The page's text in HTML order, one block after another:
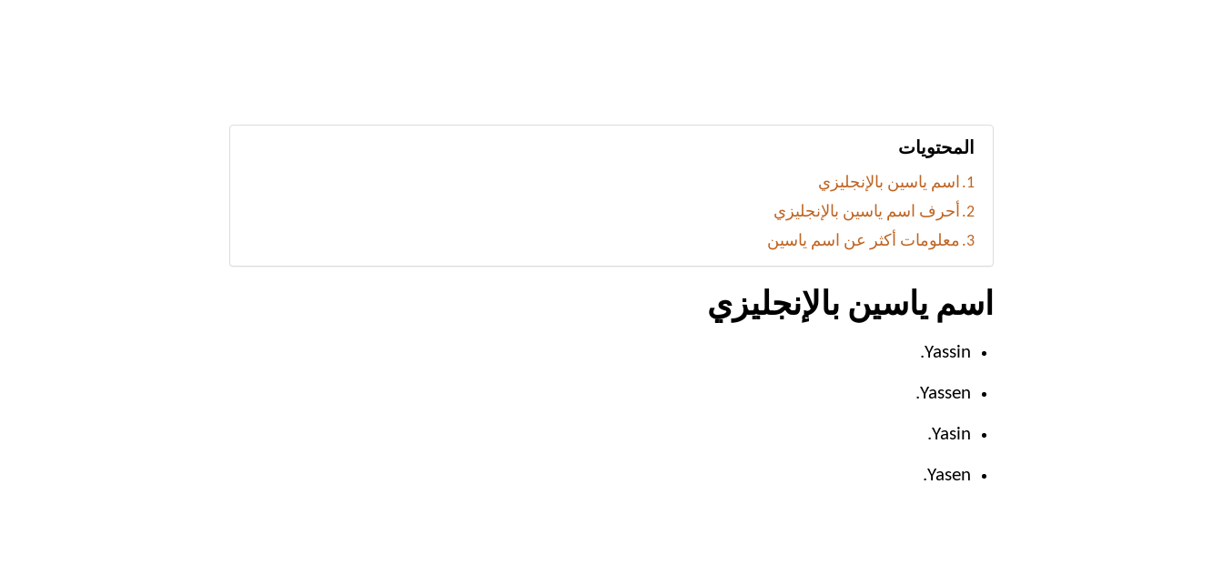
المحتويات
اسم ياسين بالإنجليزي
أحرف اسم ياسين بالإنجليزي
معلومات أكثر عن اسم ياسين
اسم ياسين بالإنجليزي
Yassin.
Yassen.
Yasin.
Yasen.